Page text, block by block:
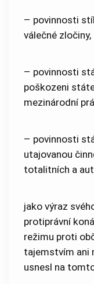
– povinnosti
válečné zločiny,
– povinnosti
poškozeni
mezinárodní
– povinnosti
utajovanou
totalitních a
jako výraz
protiprávní
režimu proti
tajemstvím ani
usnesl na